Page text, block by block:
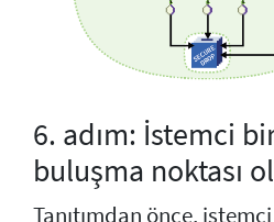
6. adım: İstemci
buluşma noktası
Tanıtımdan önce,